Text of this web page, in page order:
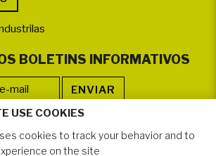
BOLETINS INFORMATIVOS
USE COOKIES
cookies to track your behavior and to
on the site